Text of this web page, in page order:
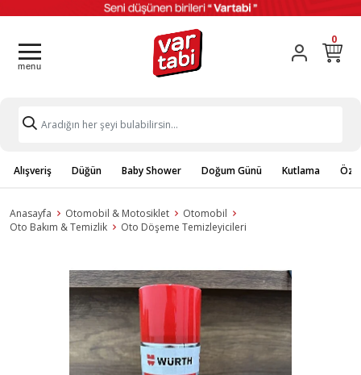
0
Alışveriş Düğün Baby Shower Doğum Günü Kutlama
Anasayfa Otomobil & Motosiklet
Otomobil
Oto Bakım & Temizlik
Oto Döşeme Temizleyicileri